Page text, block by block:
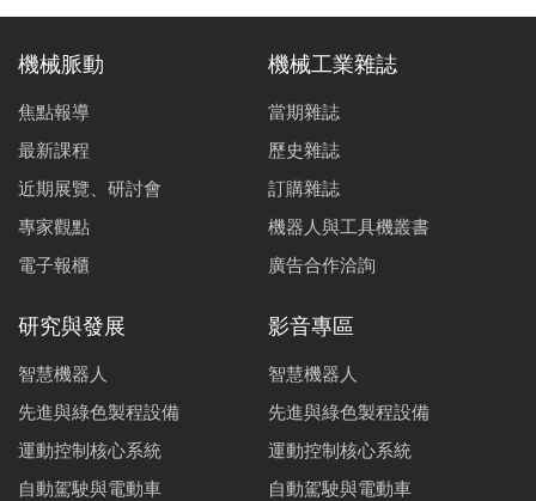
機械脈動
焦點報導
最新課程
近期展覽、研討會
專家觀點
電子報櫃
機械工業雜誌
當期雜誌
歷史雜誌
訂購雜誌
機器人與工具機叢書
廣告合作洽詢
研究與發展
智慧機器人
先進與綠色製程設備
運動控制核心系統
自動駕駛與電動車
影音專區
智慧機器人
先進與綠色製程設備
運動控制核心系統
自動駕駛與電動車